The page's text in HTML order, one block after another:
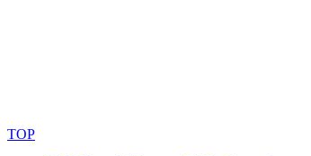
TOP